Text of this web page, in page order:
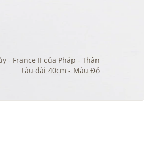
- France II của Pháp - Thân
tàu dài 40cm - Màu Đỏ